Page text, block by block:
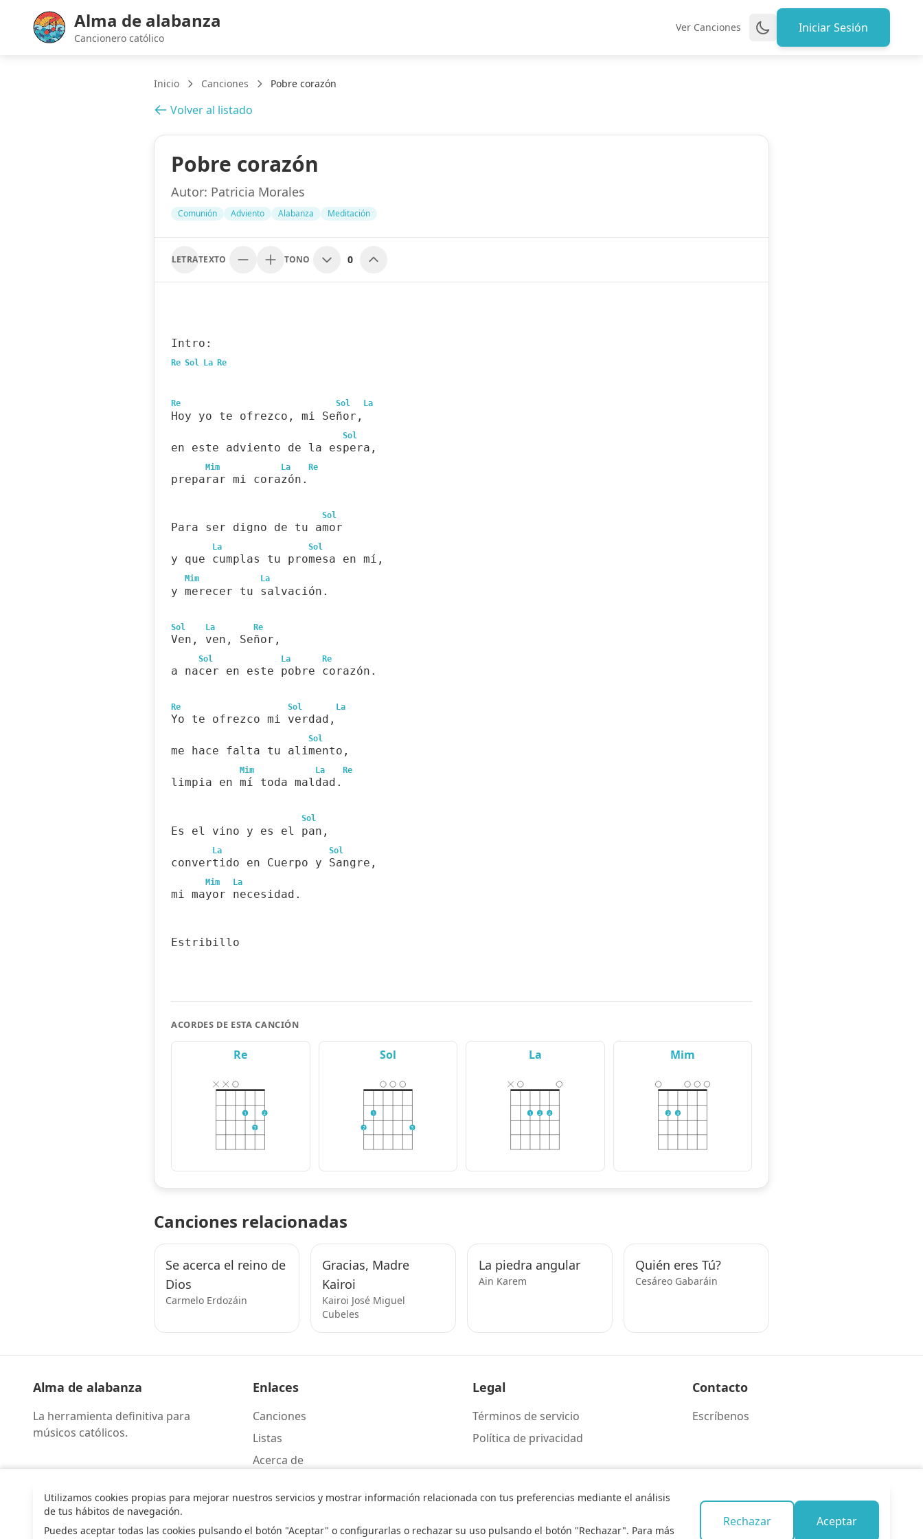
Alma de alabanza
Cancionero católico
Ver Canciones Iniciar Sesión
Inicio Canciones Pobre corazón
Volver al listado
Pobre corazón
Autor: Patricia Morales
Comunión Adviento Alabanza Meditación
LETRATEXTO TONO 0
Intro:
Re Sol La Re
Re Sol La
Hoy yo te ofrezco, mi Señor,
Sol
en este adviento de la espera,
Mim La Re
preparar mi corazón.
Sol
Para ser digno de tu amor
La Sol
y que cumplas tu promesa en mí,
Mim La
y merecer tu salvación.
Sol La Re
Ven, ven, Señor,
Sol La Re
a nacer en este pobre corazón.
Re Sol La
Yo te ofrezco mi verdad,
Sol
me hace falta tu alimento,
Mim La Re
limpia en mí toda maldad.
Sol
Es el vino y es el pan,
La Sol
convertido en Cuerpo y Sangre,
Mim La
mi mayor necesidad.
Estribillo
ACORDES DE ESTA CANCIÓN
Re
1
3
2
Sol
2
1
3
La
1 2 3
Mim
2 3
Canciones relacionadas
Se acerca el reino de
Dios
Carmelo Erdozáin
Gracias, Madre
Kairoi
Kairoi José Miguel
Cubeles
La piedra angular
Ain Karem
Quién eres Tú?
Cesáreo Gabaráin
Alma de alabanza
La herramienta definitiva para
músicos católicos.
Enlaces
Canciones
Listas
Acerca de
Legal
Términos de servicio
Política de privacidad
Contacto
Escríbenos
Utilizamos cookies propias para mejorar nuestros servicios y mostrar información relacionada con tus preferencias mediante el análisis
de tus hábitos de navegación.
Puedes aceptar todas las cookies pulsando el botón "Aceptar" o configurarlas o rechazar su uso pulsando el botón "Rechazar". Para más
Rechazar Aceptar